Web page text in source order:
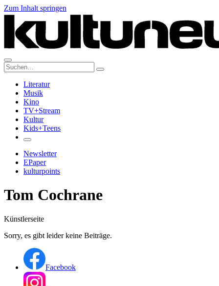
Zum Inhalt springen
Suche:
Literatur
Musik
Kino
TV+Stream
Kultur
Kids+Teens
Newsletter
EPaper
kulturpoints
Tom Cochrane
Künstlerseite
Sorry, es gibt leider keine Beiträge.
Facebook